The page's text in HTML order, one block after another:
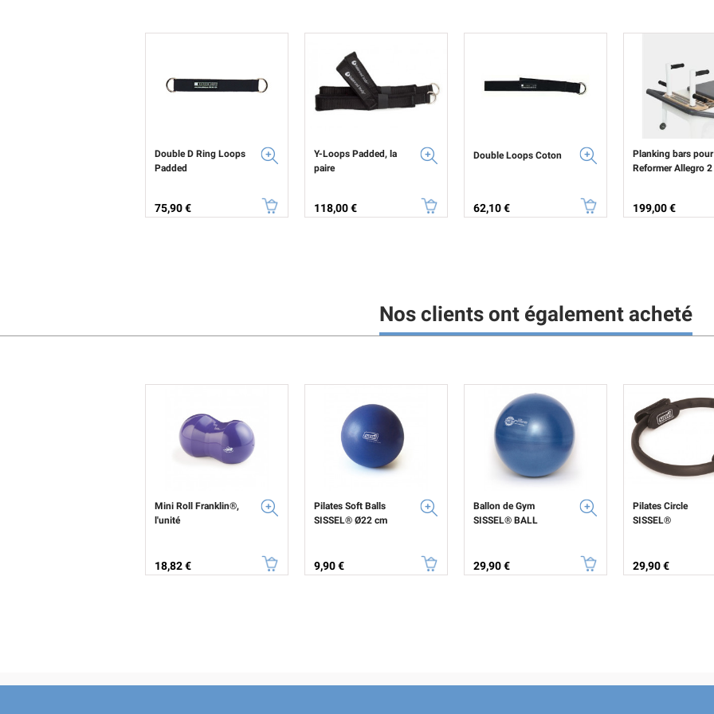
Double D Ring Loops
Padded
Prix
75,90 €
Y-Loops Padded, la
paire
Prix
118,00 €
Double Loops Coton
Prix
62,10 €
Planking bars pour
Reformer Allegro 2
Prix
199,00 €
Nos clients ont également acheté
Mini Roll Franklin®,
l'unité
Prix
18,82 €
Pilates Soft Balls
SISSEL® Ø22 cm
Prix
9,90 €
Ballon de Gym
SISSEL® BALL
Prix
29,90 €
Pilates Circle
SISSEL®
Prix
29,90 €